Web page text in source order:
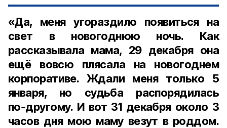
«Да, меня угораздило появиться на
свет в новогоднюю ночь. Как
рассказывала мама, 29 декабря она
ещё вовсю плясала на новогоднем
корпоративе. Ждали меня только 5
января, но судьба распорядилась
по‑другому. И вот 31 декабря около 3
часов дня мою маму везут в роддом.